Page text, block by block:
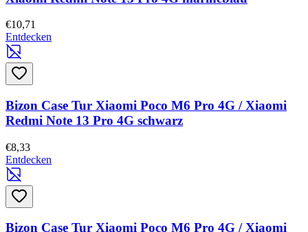
€10,71
Entdecken
Bizon Case Tur Xiaomi Poco M6 Pro 4G / Xiaomi
Redmi Note 13 Pro 4G schwarz
€8,33
Entdecken
Bizon Case Tur Xiaomi Poco M6 Pro 4G / Xiaomi